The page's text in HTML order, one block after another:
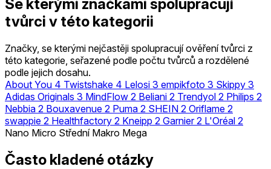
Se kterými značkami spolupracují
tvůrci v této kategorii
Značky, se kterými nejčastěji spolupracují ověření tvůrci z
této kategorie, seřazené podle počtu tvůrců a rozdělené
podle jejich dosahu.
About You 4 Twistshake 4 Lelosi 3 empikfoto 3 Skippy 3
Adidas Originals 3 MindFlow 2 Beliani 2 Trendyol 2 Philips 2
Nebbia 2 Bouxavenue 2 Puma 2 SHEIN 2 Oriflame 2
swappie 2 Healthfactory 2 Kneipp 2 Garnier 2 L'Oréal 2
Nano Micro Střední Makro Mega
Často kladené otázky